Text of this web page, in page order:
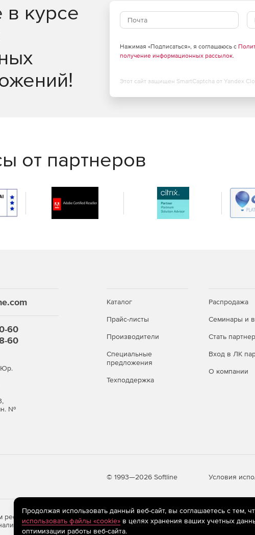
в курсе
Нажимая «Подписаться», я соглашаюсь с
получение информационных рассылок.
Этот сайт защищен SmartCaptcha от Yandex
от партнеров
60
60
Юр.
№
Каталог
Прайс-листы
Производители
Специальные
предложения
Техподдержка
Распродажа
Семинары и
Стать
Вход в ЛК
О компании
© 1993—2026 Softline Условия
store.softline.ru применяются рекомендательные технологии
сведений, относящихся к предпочтениям пользователей сети
Продолжая использовать данный веб-сайт, вы соглашаетесь с тем,
использовать файлы «cookie»в целях хранения ваших учетных
оптимизации работы веб-сайта.